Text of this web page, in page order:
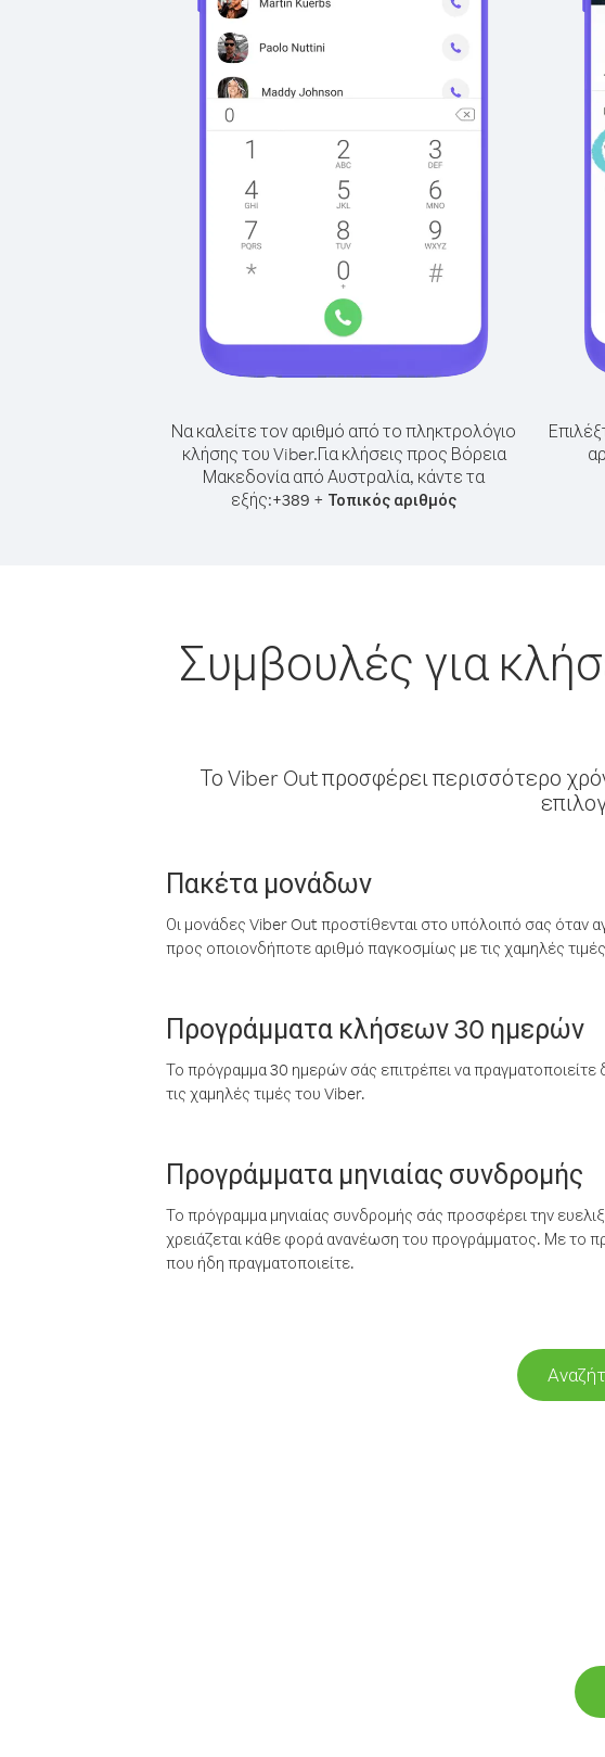
Να καλείτε τον αριθμό από το πληκτρολόγιο
κλήσης του Viber.Για κλήσεις προς Βόρεια
Μακεδονία από Αυστραλία, κάντε τα
εξής:+389 + Τοπικός αριθμός
Συμβουλές για
Το Viber Out προσφέρει περισσότερο
Πακέτα μονάδων
Οι μονάδες Viber Out προστίθενται στο υπόλοιπό σας όταν
προς οποιονδήποτε αριθμό παγκοσμίως με τις χαμηλές
Προγράμματα κλήσεων 30 ημερών
Το πρόγραμμα 30 ημερών σάς επιτρέπει να
τις χαμηλές τιμές του Viber.
Προγράμματα μηνιαίας συνδρομής
Το πρόγραμμα μηνιαίας συνδρομής σάς προσφέρει την
χρειάζεται κάθε φορά ανανέωση του προγράμματος. Με το
που ήδη πραγματοποιείτε.